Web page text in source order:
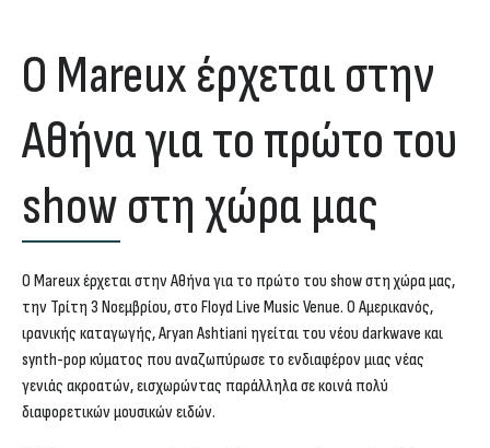
O Mareux έρχεται στην
Αθήνα για το πρώτο του
show στη χώρα μας
O Mareuxέρχεται στην Αθήνα για το πρώτο του show στη χώρα μας,
την Τρίτη 3 Νοεμβρίου, στο Floyd Live Music Venue. Ο Αμερικανός,
ιρανικής καταγωγής, Aryan Ashtiani ηγείται του νέου darkwave και
synth-pop κύματος που αναζωπύρωσε το ενδιαφέρον μιας νέας
γενιάς ακροατών, εισχωρώντας παράλληλα σε κοινά πολύ
διαφορετικών μουσικών ειδών.